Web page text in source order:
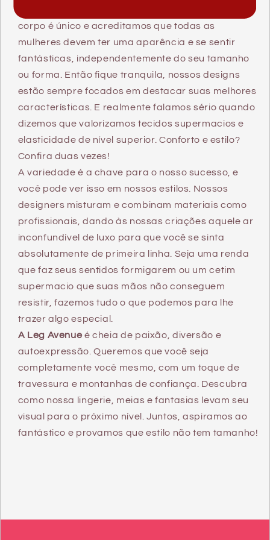
corpo é único e acreditamos que todas as
mulheres devem ter uma aparência e se sentir
fantásticas, independentemente do seu tamanho
ou forma. Então fique tranquila, nossos designs
estão sempre focados em destacar suas melhores
características. E realmente falamos sério quando
dizemos que valorizamos tecidos supermacios e
elasticidade de nível superior. Conforto e estilo?
Confira duas vezes!
A variedade é a chave para o nosso sucesso, e
você pode ver isso em nossos estilos. Nossos
designers misturam e combinam materiais como
profissionais, dando às nossas criações aquele ar
inconfundível de luxo para que você se sinta
absolutamente de primeira linha. Seja uma renda
que faz seus sentidos formigarem ou um cetim
supermacio que suas mãos não conseguem
resistir, fazemos tudo o que podemos para lhe
trazer algo especial.
A Leg Avenue é cheia de paixão, diversão e
autoexpressão. Queremos que você seja
completamente você mesmo, com um toque de
travessura e montanhas de confiança. Descubra
como nossa lingerie, meias e fantasias levam seu
visual para o próximo nível. Juntos, aspiramos ao
fantástico e provamos que estilo não tem tamanho!